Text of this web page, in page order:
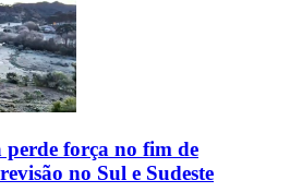
perde força no fim de
no Sul e Sudeste